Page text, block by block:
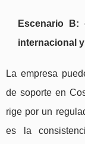
Escenario B:
internacional
La empresa
de soporte en
rige por un
es la